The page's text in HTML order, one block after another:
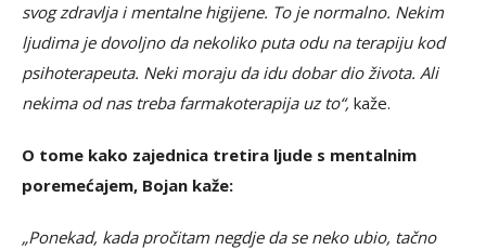
svog zdravlja i mentalne higijene. To je normalno. Nekim
ljudima je dovoljno da nekoliko puta odu na terapiju kod
psihoterapeuta. Neki moraju da idu dobar dio života. Ali
nekima od nas treba farmakoterapija uz to“, kaže.
O tome kako zajednica tretira ljude s mentalnim
poremećajem, Bojan kaže:
„Ponekad, kada pročitam negdje da se neko ubio, tačno